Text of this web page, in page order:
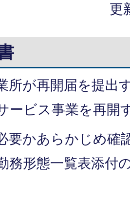
更
所が再開届を提出
ービス事業を再開
要かあらかじめ確
務形態一覧表添付